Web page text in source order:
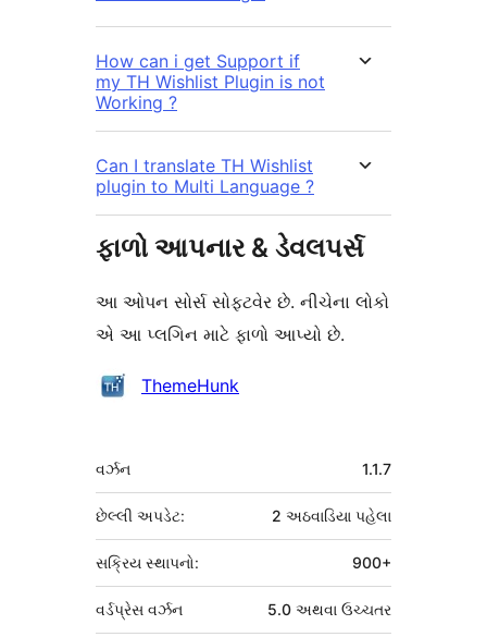
How can i get Support if
my TH Wishlist Plugin is not
Working ?
Can I translate TH Wishlist
plugin to Multi Language ?
ફાળો આપનાર & ડેવલપર્સ
આ ઓપન સોર્સ સોફ્ટવેર છે. નીચેના લોકો
એ આ પ્લગિન માટે ફાળો આપ્યો છે.
ફાળો
ThemeHunk
મેટા
વર્ઝન 1.1.7
છેલ્લી અપડેટ: 2 અઠવાડિયા પહેલા
સક્રિય સ્થાપનો: 900+
વર્ડપ્રેસ વર્ઝન 5.0 અથવા ઉચ્ચતર